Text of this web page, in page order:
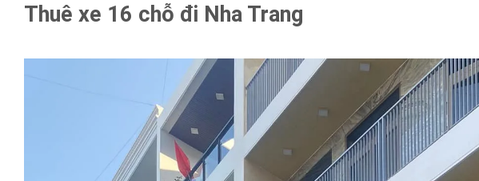
Thuê xe 16 chỗ đi Nha Trang